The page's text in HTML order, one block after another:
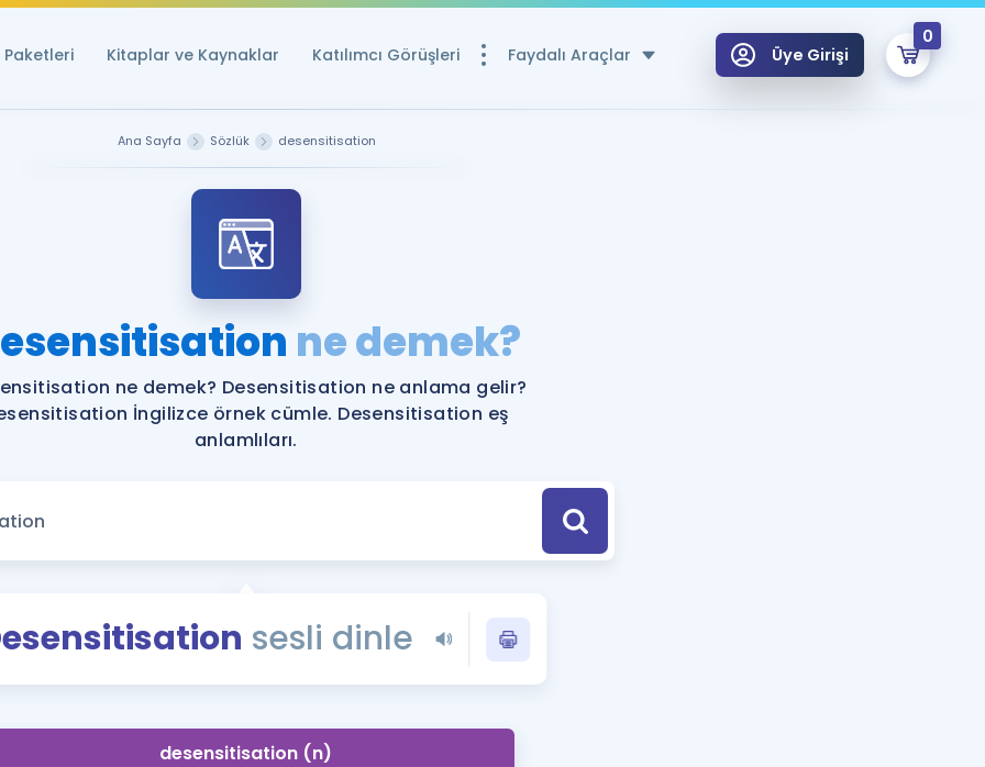
Paketleri Kitaplar ve Kaynaklar Katılımcı Görüşleri Faydalı Araçlar
Ücretsiz Kaynaklar
YDS ve YÖKDİL için Ücretsiz Kaynaklar
YDS ve YÖKDİL Puan Hesaplama Aracı
YDS ve YÖKDİL'e Hazırlananlar için Öneriler
Eğitim ve Kitaplara Özel Fırsatlar
YDS - YÖKDİL Tüm Sınavlarla İlgili Haberler
İngilizce Gramer
İngilizce Gramer ve Konu Anlatımı
Üye Girişi
0
Remzi Hoca ile seni sınava hazırlayacak onlarca eğitim seni bekliyor!
Ana Sayfa Sözlük desensitisation
ne demek?
ne demek? Desensitisation ne anlama gelir?
İngilizce örnek cümle. Desensitisation eş
anlamlıları.
sesli dinle
desensitisation (n)